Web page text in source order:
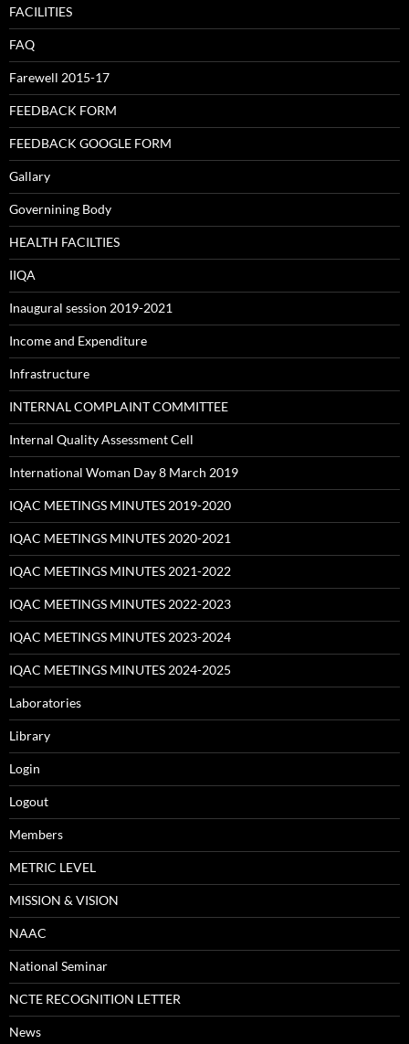
FACILITIES
FAQ
Farewell 2015-17
FEEDBACK FORM
FEEDBACK GOOGLE FORM
Gallary
Governining Body
HEALTH FACILTIES
IIQA
Inaugural session 2019-2021
Income and Expenditure
Infrastructure
INTERNAL COMPLAINT COMMITTEE
Internal Quality Assessment Cell
International Woman Day 8 March 2019
IQAC MEETINGS MINUTES 2019-2020
IQAC MEETINGS MINUTES 2020-2021
IQAC MEETINGS MINUTES 2021-2022
IQAC MEETINGS MINUTES 2022-2023
IQAC MEETINGS MINUTES 2023-2024
IQAC MEETINGS MINUTES 2024-2025
Laboratories
Library
Login
Logout
Members
METRIC LEVEL
MISSION & VISION
NAAC
National Seminar
NCTE RECOGNITION LETTER
News